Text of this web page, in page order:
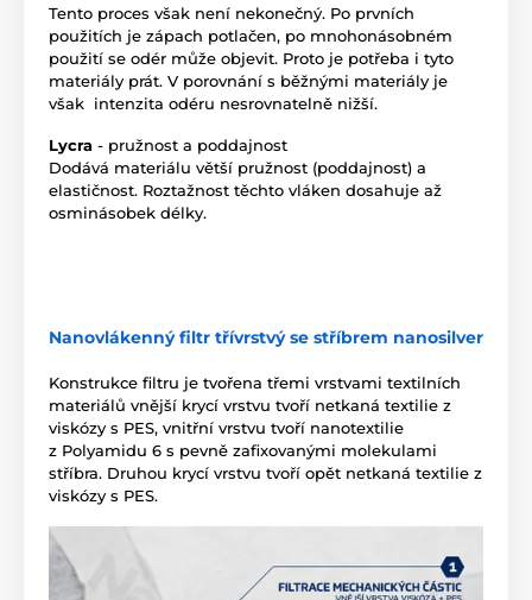
Tento proces však není nekonečný. Po prvních
použitích je zápach potlačen, po mnohonásobném
použití se odér může objevit. Proto je potřeba i tyto
materiály prát. V porovnání s běžnými materiály je
však intenzita odéru nesrovnatelně nižší.
Lycra - pružnost a poddajnost
Dodává materiálu větší pružnost (poddajnost) a
elastičnost. Roztažnost těchto vláken dosahuje až
osminásobek délky.
Nanovlákenný filtr třívrstvý se stříbrem nanosilver
Konstrukce filtru je tvořena třemi vrstvami textilních
materiálů vnější krycí vrstvu tvoří netkaná textilie z
viskózy s PES, vnitřní vrstvu tvoří nanotextilie
z Polyamidu 6 s pevně zafixovanými molekulami
stříbra. Druhou krycí vrstvu tvoří opět netkaná textilie z
viskózy s PES.